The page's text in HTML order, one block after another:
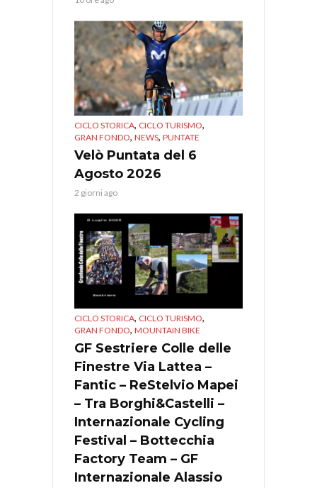
CICLO STORICA, CICLO TURISMO,
GRAN FONDO, NEWS, PUNTATE
Velò Puntata del 6
Agosto 2026
2 giorni ago
CICLO STORICA, CICLO TURISMO,
GRAN FONDO, MOUNTAIN BIKE
GF Sestriere Colle delle
Finestre Via Lattea –
Fantic – ReStelvio Mapei
– Tra Borghi&Castelli –
Internazionale Cycling
Festival – Bottecchia
Factory Team – GF
Internazionale Alassio